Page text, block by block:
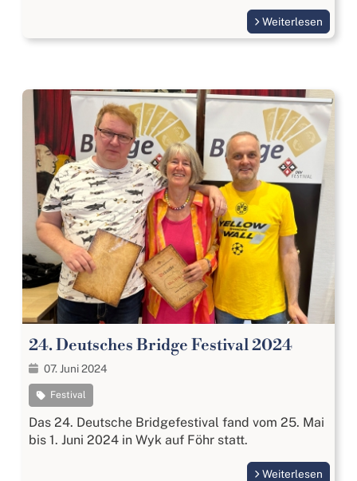
Weiterlesen
24. Deutsches Bridge Festival 2024
07. Juni 2024
Festival
Das 24. Deutsche Bridgefestival fand vom 25. Mai
bis 1. Juni 2024 in Wyk auf Föhr statt.
Weiterlesen